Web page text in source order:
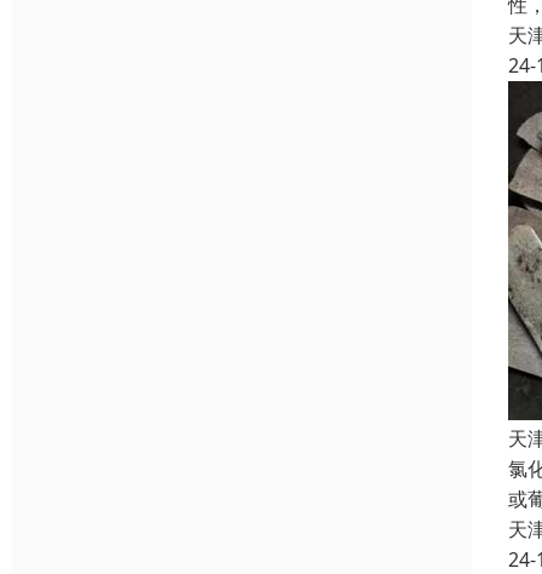
天
24-
天
氯
或
天
24-